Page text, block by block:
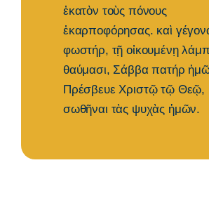
ἐκατὸν τοὺς πόνους
ἐκαρποφόρησας. καὶ
φωστήρ, τῇ οἰκουμένῃ
θαύμασι, Σάββα πατήρ
Πρέσβευε Χριστῷ τῷ Θεῷ,
σωθῆναι τὰς ψυχὰς ἡμῶν.